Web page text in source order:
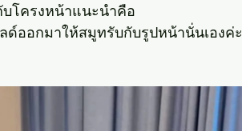
โครงหน้าแนะนำคือ
ด์ออกมาให้สมูทรับกับรูปหน้านั่นเองค่ะ